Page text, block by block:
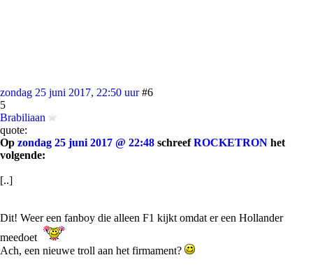
zondag 25 juni 2017, 22:50 uur #6
5
Brabiliaan
quote:
Op zondag 25 juni 2017 @ 22:48 schreefROCKETRON het
volgende:
[..]
Dit! Weer een fanboy die alleen F1 kijkt omdat er een Hollander
meedoet
Ach, een nieuwe troll aan het firmament?